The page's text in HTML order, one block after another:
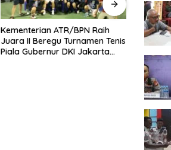
Kementerian ATR/BPN Raih
Juara II Beregu Turnamen Tenis
Piala Gubernur DKI Jakarta